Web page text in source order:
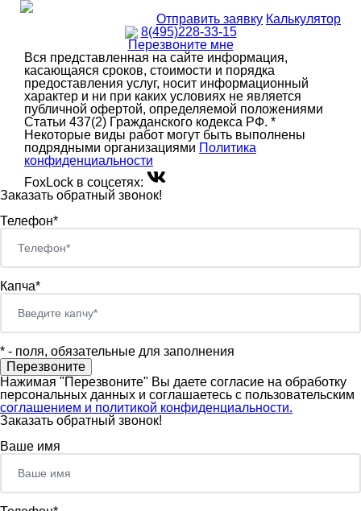
Отправить заявку Калькулятор
8(495)228-33-15
Перезвоните мне
Вся представленная на сайте информация,
касающаяся сроков, стоимости и порядка
предоставления услуг, носит информационный
характер и ни при каких условиях не является
публичной офертой, определяемой положениями
Статьи 437(2) Гражданского кодекса РФ. *
Некоторые виды работ могут быть выполнены
подрядными организациями Политика
конфиденциальности
FoxLock в соцсетях:
Заказать обратный звонок!
Телефон*
Капча*
* - поля, обязательные для заполнения
Нажимая "Перезвоните" Вы даете согласие на обработку
персональных данных и соглашаетесь c пользовательским
соглашением и политикой конфиденциальности.
Заказать обратный звонок!
Ваше имя